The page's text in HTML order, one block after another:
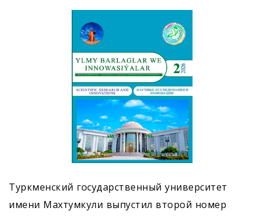
Туркменский государственный университет
имени Махтумкули выпустил второй номер